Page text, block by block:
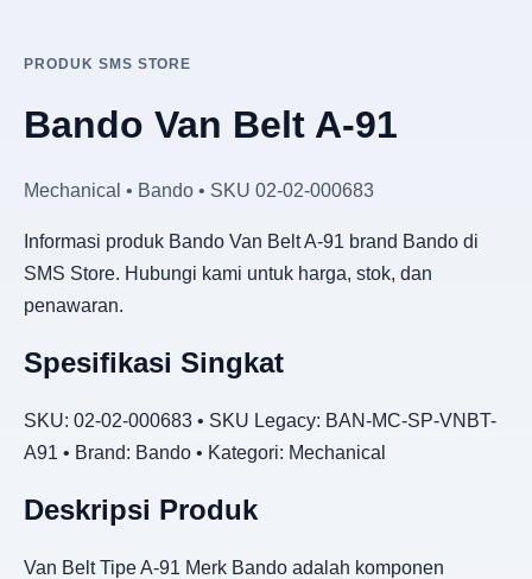
PRODUK SMS STORE
Bando Van Belt A-91
Mechanical • Bando • SKU 02-02-000683
Informasi produk Bando Van Belt A-91 brand Bando di
SMS Store. Hubungi kami untuk harga, stok, dan
penawaran.
Spesifikasi Singkat
SKU: 02-02-000683 • SKU Legacy: BAN-MC-SP-VNBT-
A91 • Brand: Bando • Kategori: Mechanical
Deskripsi Produk
Van Belt Tipe A-91 Merk Bando adalah komponen